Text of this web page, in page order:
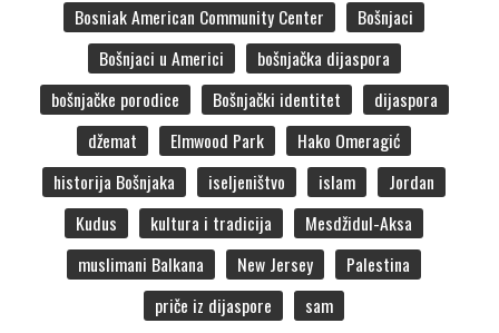
Bosniak American Community Center
Bošnjaci
Bošnjaci u Americi
bošnjačka dijaspora
bošnjačke porodice
Bošnjački identitet
dijaspora
džemat
Elmwood Park
Hako Omeragić
historija Bošnjaka
iseljeništvo islam
Jordan
Kudus
kultura i tradicija
Mesdžidul-Aksa
muslimani Balkana
New Jersey
Palestina
priče iz dijaspore
sam